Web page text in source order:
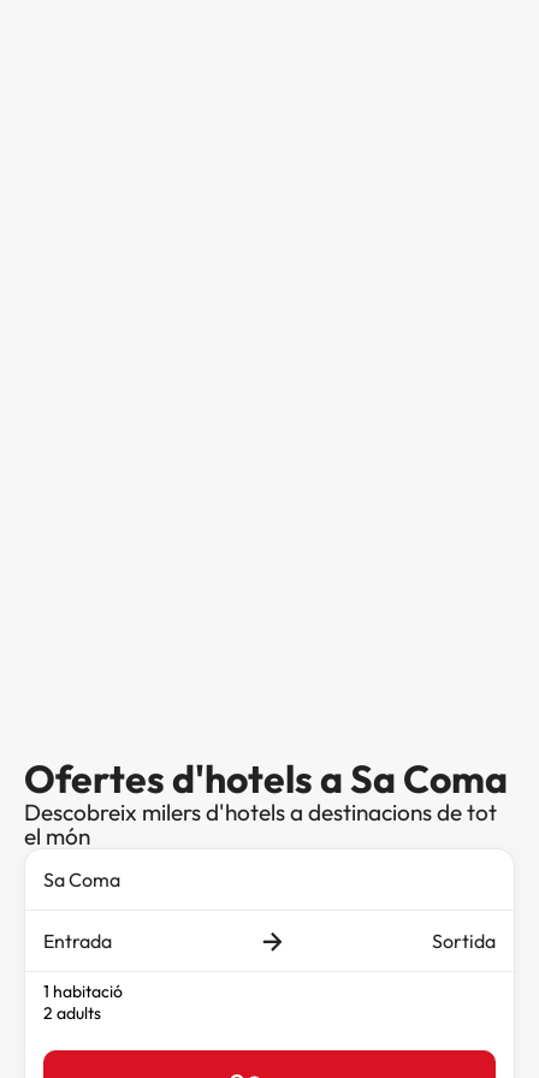
Ofertes d'hotels a Sa Coma
Descobreix milers d'hotels a destinacions de tot
el món
Entrada Sortida
1 habitació
2 adults